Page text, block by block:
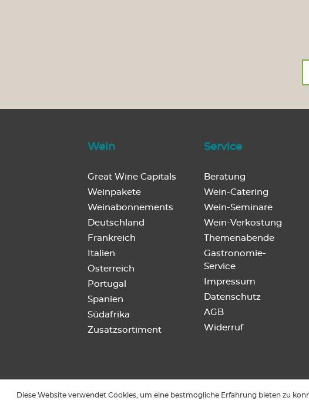
Wein
Great Wine Capitals
Weinpakete
Weinabonnements
Deutschland
Frankreich
Italien
Österreich
Portugal
Spanien
Südafrika
Zusatzsortiment
Service
Beratung
Wein-Catering
Wein-Seminare
Wein-Verkostung
Themenabende
Gastronomie-
Service
Impressum
Datenschutz
AGB
Widerruf
Diese Website verwendet Cookies, um eine bestmögliche Erfahrung bieten zu